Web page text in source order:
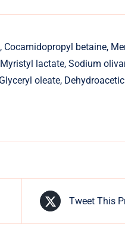
Cocamidopropyl betaine,
lactate, Sodium
oleate,
Tweet This